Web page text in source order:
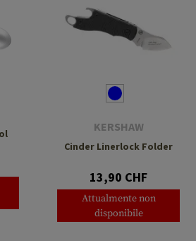
KERSHAW
Cinder Linerlock Folder
13,90 CHF
Attualmente non
disponibile